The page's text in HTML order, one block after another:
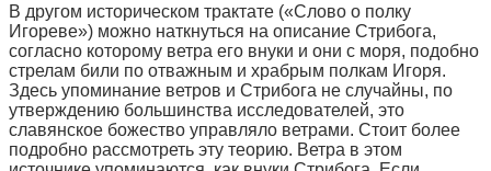
В другом историческом трактате («Слово о полку
Игореве») можно наткнуться на описание Стрибога,
согласно которому ветра его внуки и они с моря, подобно
стрелам били по отважным и храбрым полкам Игоря.
Здесь упоминание ветров и Стрибога не случайны, по
утверждению большинства исследователей, это
славянское божество управляло ветрами. Стоит более
подробно рассмотреть эту теорию. Ветра в этом